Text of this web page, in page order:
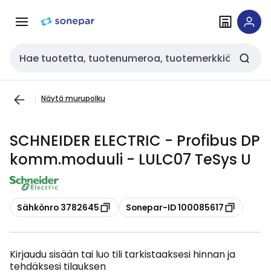
navigointiinsisältöön
Haku
Näytä murupolku
SCHNEIDER ELECTRIC - Profibus DP
komm.moduuli - LULC07 TeSys U
Kopioi
Sähkönro 3782645 Kopioi
Sonepar-ID 100085617
Kirjaudu sisään tai luo tili tarkistaaksesi hinnan ja
tehdäksesi tilauksen